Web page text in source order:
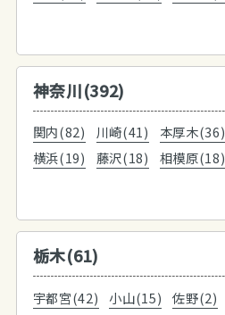
神奈川(392)
関内(82) 川崎(41) 本厚木(36)
横浜(19)
藤沢(18)
相模原(18)
栃木(61)
宇都宮(42) 小山(15) 佐野(2)